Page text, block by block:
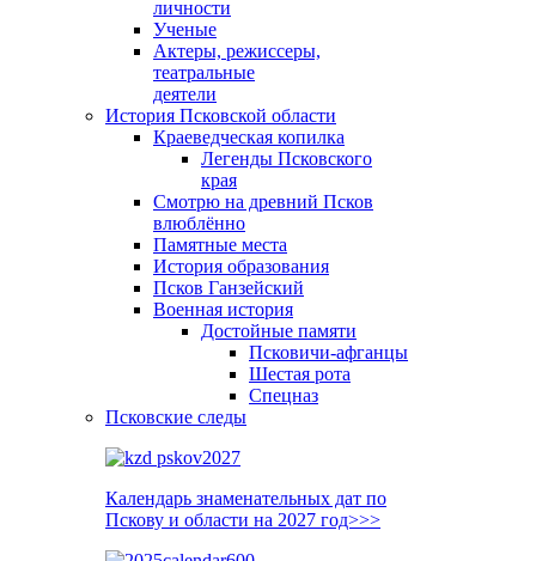
личности
Ученые
Актеры, режиссеры,
театральные
деятели
История Псковской области
Краеведческая копилка
Легенды Псковского
края
Смотрю на древний Псков
влюблённо
Памятные места
История образования
Псков Ганзейский
Военная история
Достойные памяти
Псковичи-афганцы
Шестая рота
Спецназ
Псковские следы
Календарь знаменательных дат по
Пскову и области на 2027 год>>>